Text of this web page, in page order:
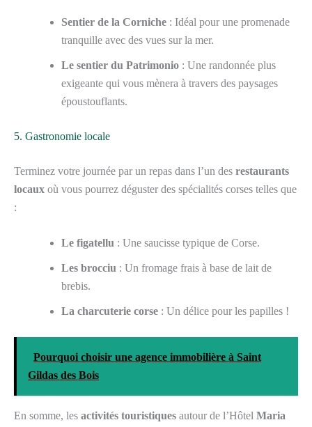
Sentier de la Corniche : Idéal pour une promenade
tranquille avec des vues sur la mer.
Le sentier du Patrimonio : Une randonnée plus
exigeante qui vous mènera à travers des paysages
époustouflants.
5. Gastronomie locale
Terminez votre journée par un repas dans l’un des restaurants
locaux où vous pourrez déguster des spécialités corses telles que
:
Le figatellu : Une saucisse typique de Corse.
Les brocciu : Un fromage frais à base de lait de
brebis.
La charcuterie corse : Un délice pour les papilles !
Pourquoi choisir une agence immobilière à Saint
Gildas des Bois
En somme, les activités touristiques autour de l’Hôtel Maria